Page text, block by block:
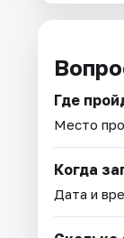
Где
Место
Когда
Дата и